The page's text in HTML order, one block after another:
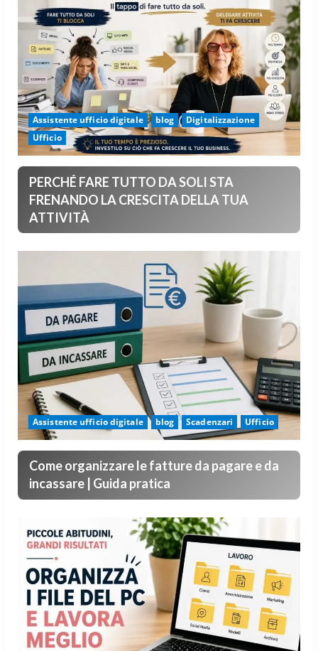
Assistente ufficio digitale blog
Digitalizzazione
Ufficio
PERCHÉ FARE TUTTO DA SOLI STA
FRENANDO LA CRESCITA DELLA TUA
ATTIVITÀ
Assistente ufficio digitale blog Scadenzari Ufficio
Come organizzare le fatture da pagare e da
incassare | Guida pratica